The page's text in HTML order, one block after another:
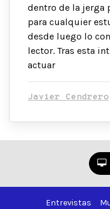
dentro de la jerga
para cualquier
desde luego lo
lector. Tras esta
actuar
Javier Cendrero
Entrevistas